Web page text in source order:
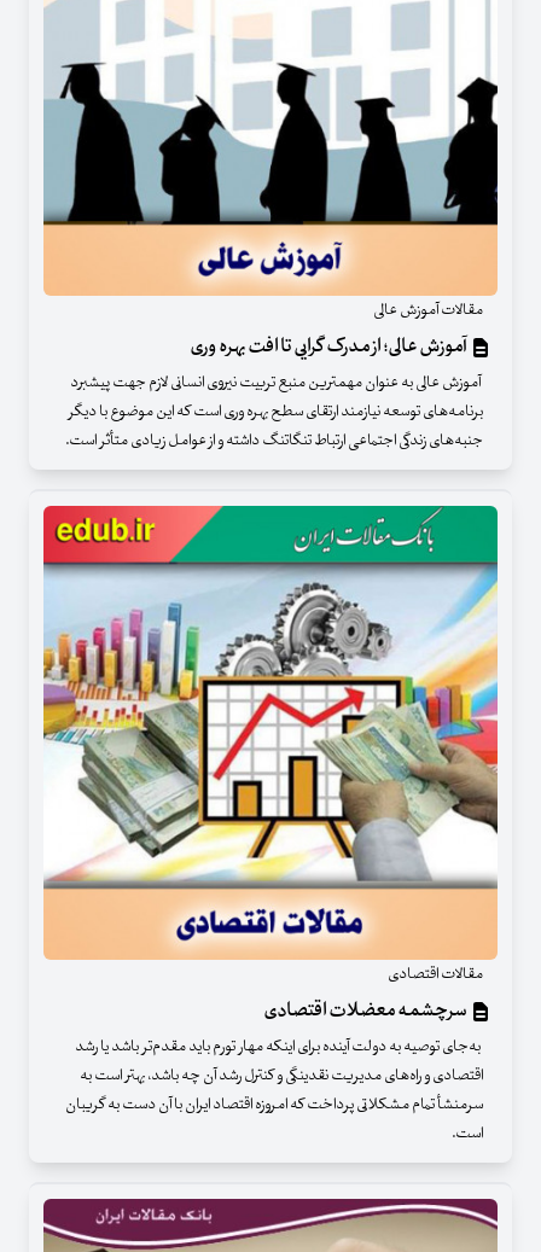
مقالات آموزش عالی
آموزش عالی؛ از مدرک گرایی تا افت بهره وری
آموزش عالی به عنوان مهمترین منبع تربیت نیروی انسانی لازم جهت پیشبرد
برنامه‌های توسعه نیازمند ارتقای سطح بهره وری است که این موضوع با دیگر
جنبه‌های زندگی اجتماعی ارتباط تنگاتنگ داشته و از عوامل زیادی متأثر است.
مقالات اقتصادی
سرچشمه معضلات اقتصادی
به‌جای توصیه به دولت آینده برای اینکه مهار تورم باید مقدم‌تر باشد یا رشد
اقتصادی و راه‌های مدیریت نقدینگی و کنترل رشد آن چه باشد، بهتر است به
سرمنشأ تمام مشکلاتی پرداخت که امروزه اقتصاد ایران با آن دست به گریبان
است.